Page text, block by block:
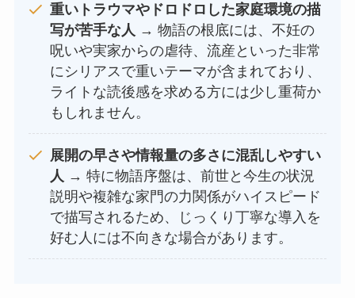
重いトラウマやドロドロした家庭環境の描
写が苦手な人 → 物語の根底には、不妊の
呪いや実家からの虐待、流産といった非常
にシリアスで重いテーマが含まれており、
ライトな読後感を求める方には少し重荷か
もしれません。
展開の早さや情報量の多さに混乱しやすい
人 → 特に物語序盤は、前世と今生の状況
説明や複雑な家門の力関係がハイスピード
で描写されるため、じっくり丁寧な導入を
好む人には不向きな場合があります。